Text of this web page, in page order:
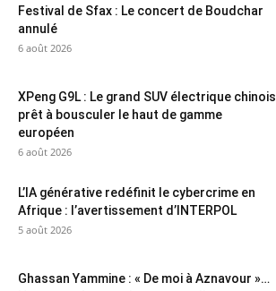
Festival de Sfax : Le concert de Boudchar
annulé
6 août 2026
XPeng G9L : Le grand SUV électrique chinois
prêt à bousculer le haut de gamme
européen
6 août 2026
L’IA générative redéfinit le cybercrime en
Afrique : l’avertissement d’INTERPOL
5 août 2026
Ghassan Yammine : « De moi à Aznavour »…